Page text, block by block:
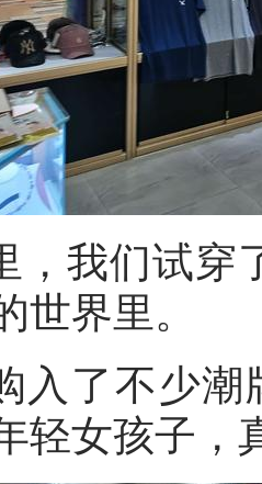
，我们试穿
世界里。
入了不少
女孩子，